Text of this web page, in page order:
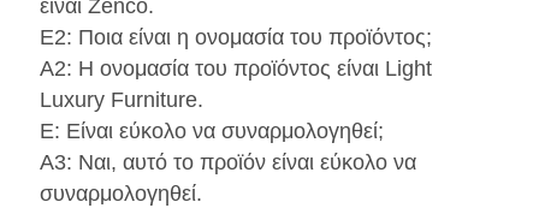
είναι Zenco.
Ε2: Ποια είναι η ονομασία του προϊόντος;
Α2: Η ονομασία του προϊόντος είναι Light
Luxury Furniture.
Ε: Είναι εύκολο να συναρμολογηθεί;
Α3: Ναι, αυτό το προϊόν είναι εύκολο να
συναρμολογηθεί.